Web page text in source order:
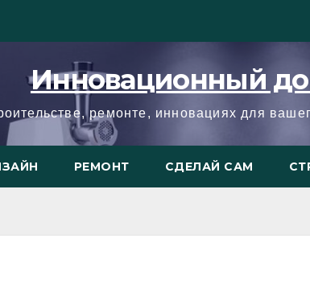
Инновационный
ремонте, инновациях для
РЕМОНТ СДЕЛАЙ САМ